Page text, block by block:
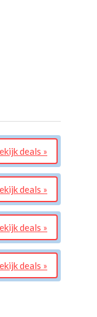
deals »
deals »
deals »
deals »